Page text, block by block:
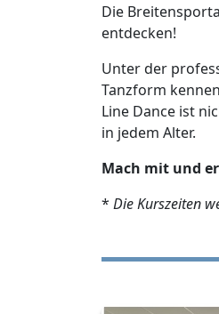
Die
entdecken!
Unter der
Tanzform
Line Dance ist
in jedem Alter.
Mach mit und
* Die Kurszeiten